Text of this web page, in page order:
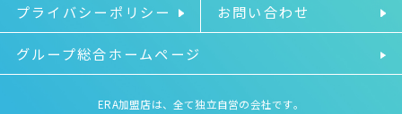
プライバシーポリシー お問い合わせ
グループ総合ホームページ
ERA加盟店は、全て独立自営の会社です。